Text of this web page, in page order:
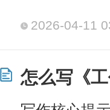
2026-04-11
怎么写《